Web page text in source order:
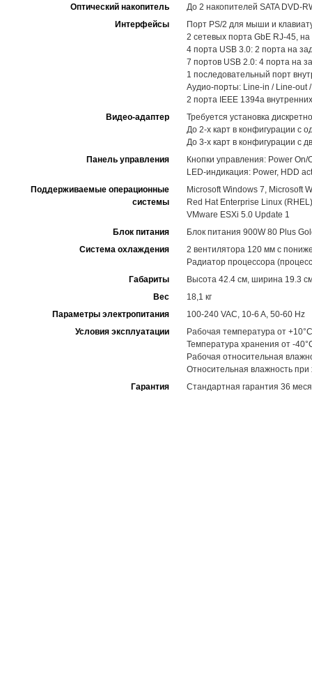
Оптический накопитель
До 2 накопителей SATA DVD-
Интерфейсы
Порт PS/2 для мыши и
2 сетевых порта GbE RJ-45,
4 порта USB 3.0: 2 порта на
7 портов USB 2.0: 4 порта на
1 последовательный порт
Аудио-порты: Line-in / Line-out
2 порта IEEE 1394a внутренних
Видео-адаптер
Требуется установка
До 2-х карт в конфигурации с
До 3-х карт в конфигурации с
Панель управления
Кнопки управления: Power On/
LED-индикация: Power, HDD
Поддерживаемые операционные
системы
Microsoft Windows 7, Microsoft
Red Hat Enterprise Linux
VMware ESXi 5.0 Update 1
Блок питания
Блок питания 900W 80 Plus
Система охлаждения
2 вентилятора 120 мм с
Радиатор процессора
Габариты
Высота 42.4 см, ширина 19.3
Вес
18,1 кг
Параметры электропитания
100-240 VAC, 10-6 A, 50-60 Hz
Условия эксплуатации
Рабочая температура от
Температура хранения от -
Рабочая относительная
Относительная влажность
Гарантия
Стандартная гарантия 36